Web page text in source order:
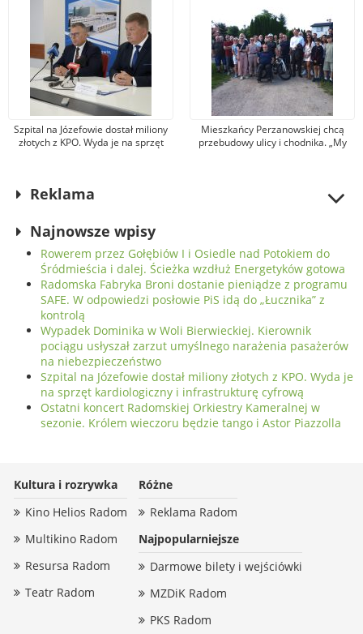
Szpital na Józefowie dostał miliony
złotych z KPO. Wyda je na sprzęt
Mieszkańcy Perzanowskiej chcą
przebudowy ulicy i chodnika. „My
Reklama
Najnowsze wpisy
Rowerem przez Gołębiów I i Osiedle nad Potokiem do
Śródmieścia i dalej. Ścieżka wzdłuż Energetyków gotowa
Radomska Fabryka Broni dostanie pieniądze z programu
SAFE. W odpowiedzi posłowie PiS idą do „Łucznika” z
kontrolą
Wypadek Dominika w Woli Bierwieckiej. Kierownik
pociągu usłyszał zarzut umyślnego narażenia pasażerów
na niebezpieczeństwo
Szpital na Józefowie dostał miliony złotych z KPO. Wyda je
na sprzęt kardiologiczny i infrastrukturę cyfrową
Ostatni koncert Radomskiej Orkiestry Kameralnej w
sezonie. Królem wieczoru będzie tango i Astor Piazzolla
Kultura i rozrywka
Kino Helios Radom
Multikino Radom
Resursa Radom
Teatr Radom
Różne
Reklama Radom
Najpopularniejsze
Darmowe bilety i wejściówki
MZDiK Radom
PKS Radom